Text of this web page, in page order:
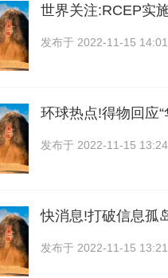
世界关注:RCEP实
发布于 2022-11-15
环球热点!得物回应
发布于 2022-11-15
快消息!打破信息孤
发布于 2022-11-15